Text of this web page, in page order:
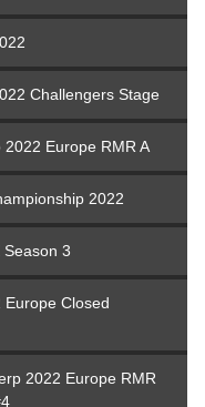
Challengers Stage
2022 Europe RMR A
2022
Season 3
Europe Closed
2022 Europe RMR